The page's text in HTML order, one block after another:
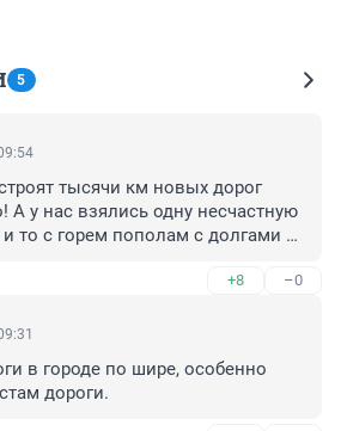
5
тысячи км новых дорог
А у нас взялись одну несчастную
то с горем пополам с долгами и
+8 –0
в городе по шире, особенно
дороги.